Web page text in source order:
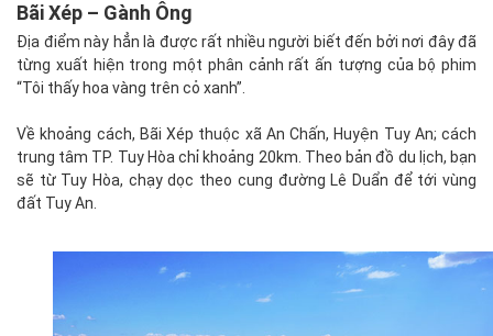
Bãi Xép – Gành Ông
Địa điểm này hẳn là được rất nhiều người biết đến bởi nơi đây đã
từng xuất hiện trong một phân cảnh rất ấn tượng của bộ phim
“Tôi thấy hoa vàng trên cỏ xanh”.
Về khoảng cách, Bãi Xép thuộc xã An Chấn, Huyện Tuy An; cách
trung tâm TP. Tuy Hòa chỉ khoảng 20km. Theo bản đồ du lịch, bạn
sẽ từ Tuy Hòa, chạy dọc theo cung đường Lê Duẩn để tới vùng
đất Tuy An.